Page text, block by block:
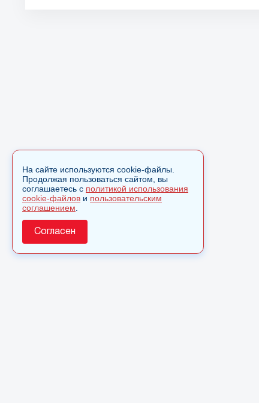
На сайте используются cookie-файлы.
Продолжая пользоваться сайтом, вы
соглашаетесь с политикой использования
cookie-файлов и пользовательским
соглашением
Согласен